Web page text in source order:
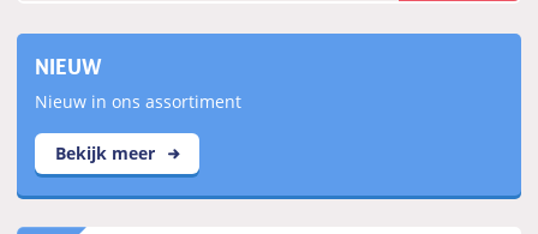
NIEUW
Nieuw in ons assortiment
Bekijk meer